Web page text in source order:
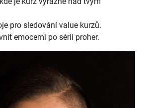
pro sledování value kurzů.
emocemi po sérii proher.